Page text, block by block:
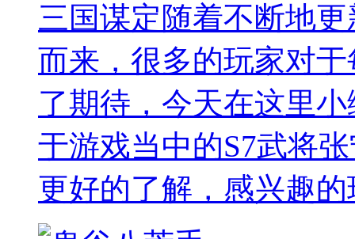
三国谋定随着不断地
而来，很多的玩家对
了期待，今天在这里
于游戏当中的S7武将
更好的了解，感兴趣